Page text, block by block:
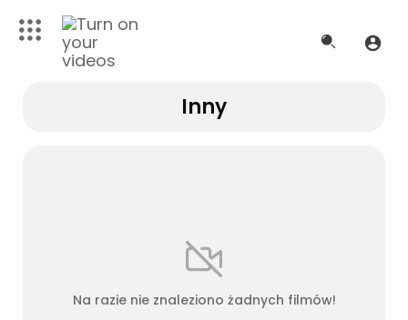
Inny
Na razie nie znaleziono żadnych filmów!